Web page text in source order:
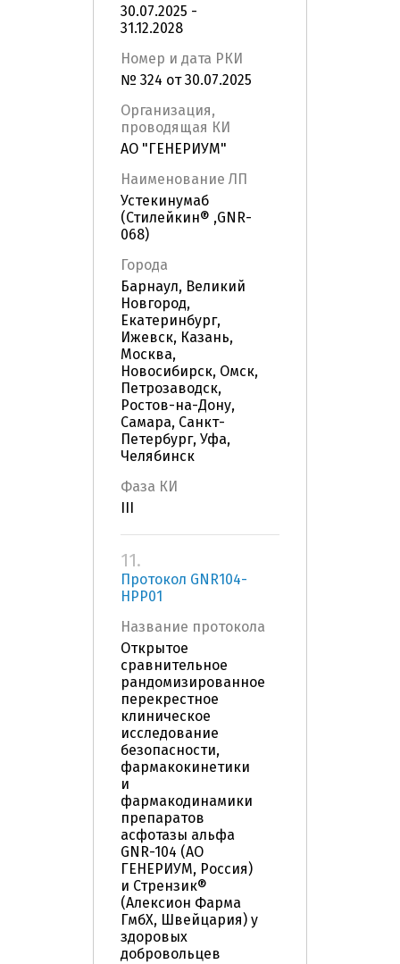
30.07.2025 -
31.12.2028
Номер и дата РКИ
№ 324 от 30.07.2025
Организация,
проводящая КИ
АО "ГЕНЕРИУМ"
Наименование ЛП
Устекинумаб
(Стилейкин® ,GNR-
068)
Города
Барнаул, Великий
Новгород,
Екатеринбург,
Ижевск, Казань,
Москва,
Новосибирск, Омск,
Петрозаводск,
Ростов-на-Дону,
Самара, Санкт-
Петербург, Уфа,
Челябинск
Фаза КИ
11.
Протокол GNR104-
HPP01
Название протокола
Открытое
сравнительное
рандомизированное
перекрестное
клиническое
исследование
безопасности,
фармакокинетики
и
фармакодинамики
препаратов
асфотазы альфа
GNR-104 (АО
ГЕНЕРИУМ, Россия)
и Стрензик®
(Алексион Фарма
ГмбХ, Швейцария) у
здоровых
добровольцев